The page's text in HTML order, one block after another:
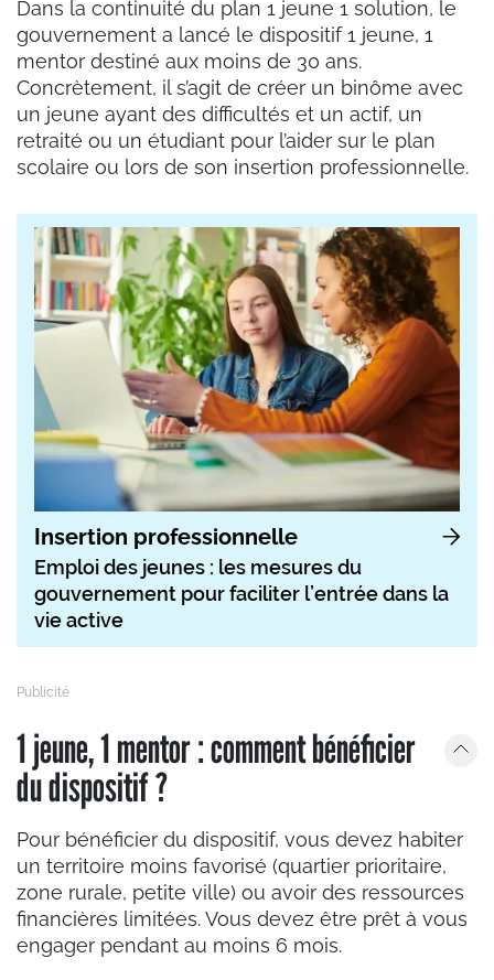
Dans la continuité du plan 1 jeune 1 solution, le
gouvernement a lancé le dispositif 1 jeune, 1
mentor destiné aux moins de 30 ans.
Concrètement, il s’agit de créer un binôme avec
un jeune ayant des difficultés et un actif, un
retraité ou un étudiant pour l’aider sur le plan
scolaire ou lors de son insertion professionnelle.
Insertion professionnelle
Emploi des jeunes : les mesures du
gouvernement pour faciliter l’entrée dans la
vie active
1 jeune, 1 mentor : comment bénéficier
du dispositif ?
Pour bénéficier du dispositif, vous devez habiter
un territoire moins favorisé (quartier prioritaire,
zone rurale, petite ville) ou avoir des ressources
financières limitées. Vous devez être prêt à vous
engager pendant au moins 6 mois.